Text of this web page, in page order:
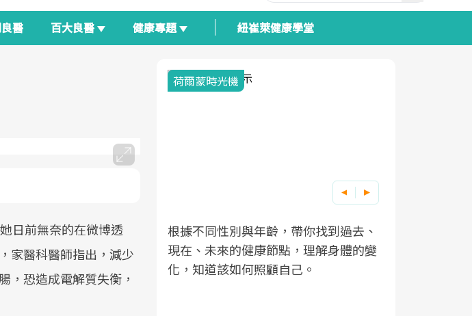
醫 百大良醫 健康專題 紐崔萊健康學堂
日前無奈的在微博透
家醫科醫師指出，減少
，恐造成電解質失衡，
的浪潮，台灣正在快速
」的新時代。隨著國家
灣推動委員會」與「長
「預防醫學」已成全民
醫生活祭體驗「一站式
從講座、體驗到運動，
康革命！
換季的身體變化」出
點與日常感受的對話，
認知，進而引導實際的
荷爾蒙時光機
根據不同性別與年齡，帶你找到過去、
現在、未來的健康節點，理解身體的變
化，知道該如何照顧自己。